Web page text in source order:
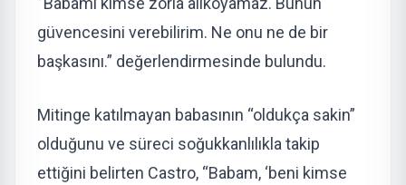
güvencesini verebilirim. Ne onu ne de bir
başkasını.” değerlendirmesinde bulundu.
Mitinge katılmayan babasının “oldukça sakin”
olduğunu ve süreci soğukkanlılıkla takip
ettiğini belirten Castro, “Babam, ‘beni kimse